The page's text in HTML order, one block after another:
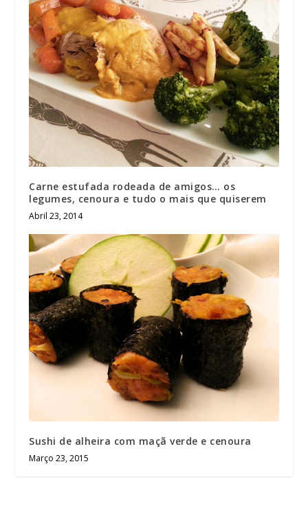
Carne estufada rodeada de amigos… os
legumes, cenoura e tudo o mais que quiserem
Abril 23, 2014
Sushi de alheira com maçã verde e cenoura
Março 23, 2015